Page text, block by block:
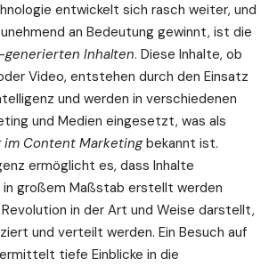
entwickelt sich rasch weiter, und
an Bedeutung gewinnt, ist die
generierten Inhalten. Diese Inhalte, ob
Video, entstehen durch den Einsatz
und werden in verschiedenen
und Medien eingesetzt, was als
Content Marketingbekannt ist.
ermöglicht es, dass Inhalte
großem Maßstab erstellt werden
Revolution in der Art und Weise darstellt,
und verteilt werden. Ein Besuch auf
tiefe Einblicke in die